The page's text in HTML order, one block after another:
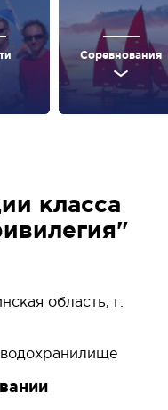
Соревнования
класса
область, г.